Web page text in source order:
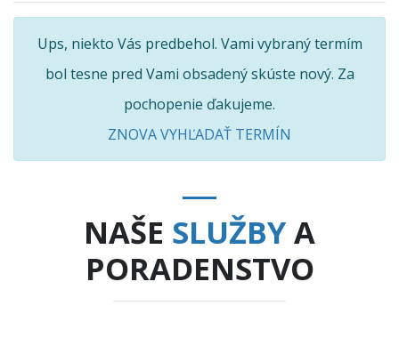
Ups, niekto Vás predbehol. Vami vybraný termím
bol tesne pred Vami obsadený skúste nový. Za
pochopenie ďakujeme.
ZNOVA VYHĽADAŤ TERMÍN
NAŠE SLUŽBYA
PORADENSTVO